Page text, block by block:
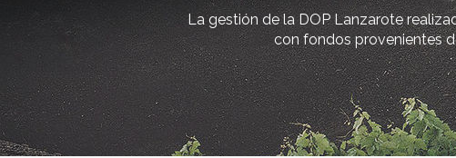
La gestión de la DOP Lanzarote
con fondos provenientes